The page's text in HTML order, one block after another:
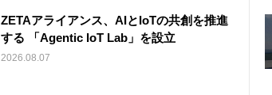
ZETAアライアンス、AIとIoTの共創を推進
する 「Agentic IoT Lab」を設立
2026.08.07